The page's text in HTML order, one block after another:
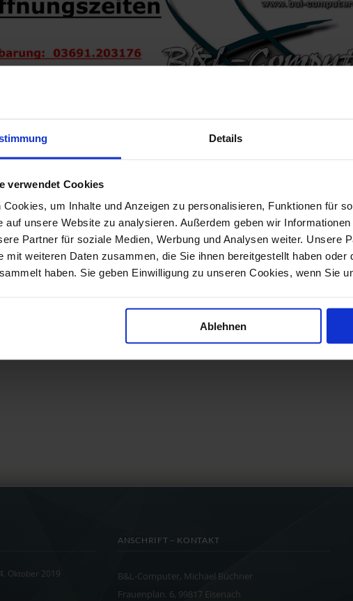
Details
verwendet Cookies
Cookies, um Inhalte und Anzeigen zu personalisieren, Funktionen für
auf unsere Website zu analysieren. Außerdem geben wir
Partner für soziale Medien, Werbung und Analysen weiter. Unsere
mit weiteren Daten zusammen, die Sie ihnen bereitgestellt haben
haben. Sie geben Einwilligung zu unseren Cookies, wenn Sie
Ablehnen
Oktober 2019
ANSCHRIFT – KONTAKT
B&L-Computer, Michael Büchner
Frauenplan. 6, 99817 Eisenach